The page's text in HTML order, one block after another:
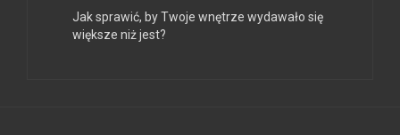
Jak sprawić, by Twoje wnętrze wydawało się
większe niż jest?